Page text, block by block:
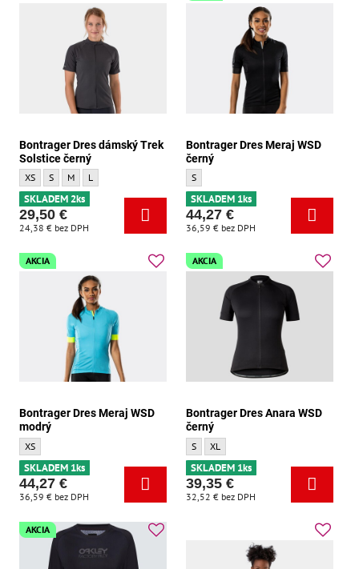
Bontrager Dres dámský Trek
Solstice černý
Bontrager Dres dámský Trek Solstice černý - Velikost:
XS Bontrager Dres dámský Trek Solstice černý - Velikost:
S Bontrager Dres dámský Trek Solstice černý - Velikost:
M Bontrager Dres dámský Trek Solstice černý - Velikost:
L
SKLADEM 2ks
29,50 €
24,38 € bez DPH
Bontrager Dres Meraj WSD
černý
Bontrager Dres Meraj WSD černý -
S
SKLADEM 1ks
44,27 €
36,59 € bez DPH
AKCIA
Bontrager Dres Meraj WSD
modrý
Bontrager Dres Meraj WSD modrý - Velikost:
XS
SKLADEM 1ks
44,27 €
36,59 € bez DPH
AKCIA
Bontrager Dres Anara WSD
černý
Bontrager Dres Anara WSD černý -
S Bontrager Dres Anara WSD černý -
XL
SKLADEM 1ks
39,35 €
32,52 € bez DPH
AKCIA